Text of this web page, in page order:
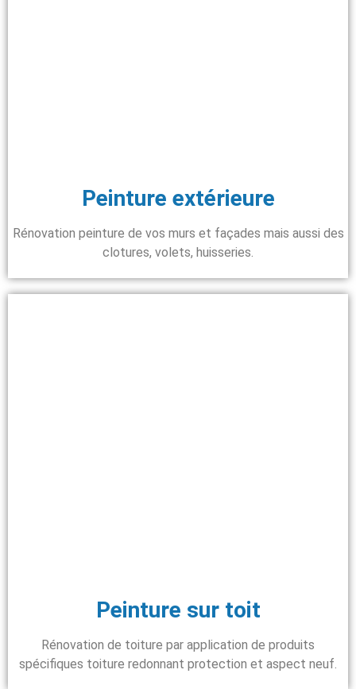
Peinture extérieure
Rénovation peinture de vos murs et façades mais aussi des
clotures, volets, huisseries.
Peinture sur toit
Rénovation de toiture par application de produits
spécifiques toiture redonnant protection et aspect neuf.